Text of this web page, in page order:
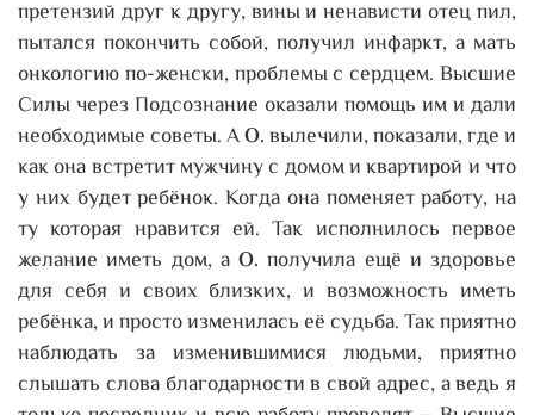
претензий друг к другу, вины и ненависти отец пил,
пытался покончить собой, получил инфаркт, а мать
онкологию по-женски, проблемы с сердцем. Высшие
Силы через Подсознание оказали помощь им и дали
необходимые советы. АО.вылечили, показали, где и
как она встретит мужчину с домом и квартирой и что
у них будет ребёнок. Когда она поменяет работу, на
ту которая нравится ей. Так исполнилось первое
желание иметь дом, а О. получила ещё и здоровье
для себя и своих близких, и возможность иметь
ребёнка, и просто изменилась её судьба. Так приятно
наблюдать за изменившимися людьми, приятно
слышать слова благодарности в свой адрес, а ведь я